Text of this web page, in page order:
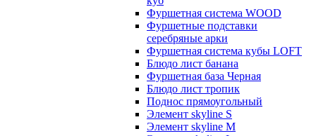
Фуршетная система WOOD
Фуршетные подставки
серебряные арки
Фуршетная система кубы LOFT
Блюдо лист банана
Фуршетная база Черная
Блюдо лист тропик
Поднос прямоугольный
Элемент skyline S
Элемент skyline M